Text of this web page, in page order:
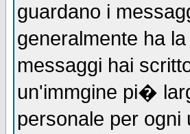
guardano i
generalmente ha
messaggi hai
un'immgine pi�
personale per ogni